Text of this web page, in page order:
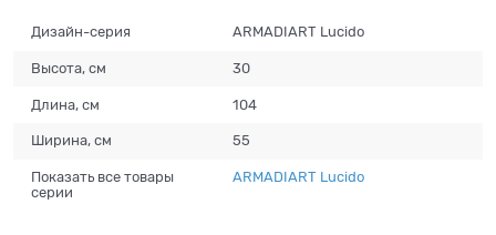
Дизайн-серия ARMADIART Lucido
Высота, см 30
Длина, см 104
Ширина, см 55
Показать все товары
серии
ARMADIART Lucido